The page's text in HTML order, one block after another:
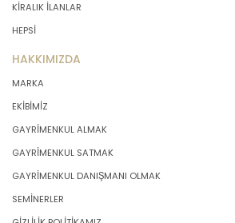
KİRALIK İLANLAR
HEPSİ
HAKKIMIZDA
MARKA
EKİBİMİZ
GAYRİMENKUL ALMAK
GAYRİMENKUL SATMAK
GAYRİMENKUL DANIŞMANI OLMAK
SEMİNERLER